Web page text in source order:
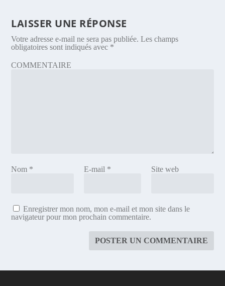
LAISSER UNE RÉPONSE
Votre adresse e-mail ne sera pas publiée. Les champs
obligatoires sont indiqués avec *
COMMENTAIRE
Nom * E-mail * Site web
Enregistrer mon nom, mon e-mail et mon site dans le
navigateur pour mon prochain commentaire.